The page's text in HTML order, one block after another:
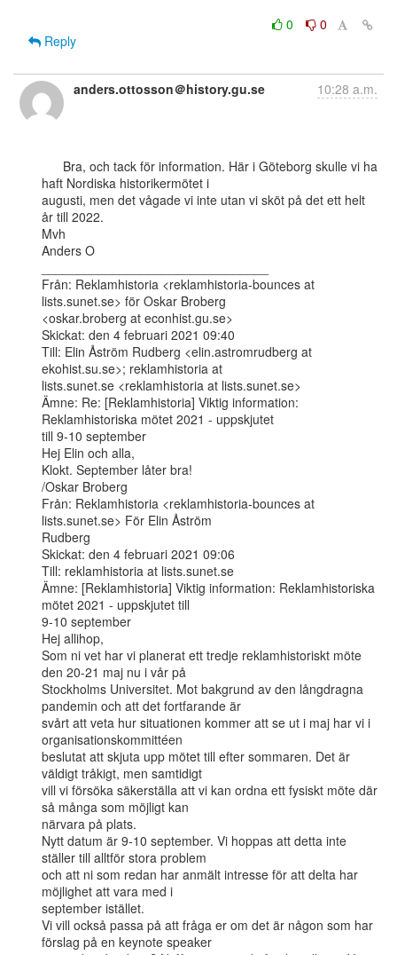
0
0
Reply
anders.ottosson＠history.gu.se 10:28 a.m.
haft Nordiska historikermötet i
augusti, men det vågade vi inte utan vi sköt på det ett helt
år till 2022.
Mvh
Anders O
Från: Reklamhistoria <reklamhistoria-bounces at
lists.sunet.se> för Oskar Broberg
<oskar.broberg at econhist.gu.se>
Skickat: den 4 februari 2021 09:40
Till: Elin Åström Rudberg <elin.astromrudberg at
ekohist.su.se>; reklamhistoria at
lists.sunet.se <reklamhistoria at lists.sunet.se>
Ämne: Re: [Reklamhistoria] Viktig information:
Reklamhistoriska mötet 2021 - uppskjutet
till 9-10 september
Hej Elin och alla,
Klokt. September låter bra!
/Oskar Broberg
Från: Reklamhistoria <reklamhistoria-bounces at
lists.sunet.se> För Elin Åström
Rudberg
Skickat: den 4 februari 2021 09:06
Till: reklamhistoria at lists.sunet.se
Ämne: [Reklamhistoria] Viktig information: Reklamhistoriska
mötet 2021 - uppskjutet till
9-10 september
Hej allihop,
Som ni vet har vi planerat ett tredje reklamhistoriskt möte
den 20-21 maj nu i vår på
Stockholms Universitet. Mot bakgrund av den långdragna
pandemin och att det fortfarande är
svårt att veta hur situationen kommer att se ut i maj har vi i
organisationskommittéen
beslutat att skjuta upp mötet till efter sommaren. Det är
väldigt tråkigt, men samtidigt
vill vi försöka säkerställa att vi kan ordna ett fysiskt möte där
så många som möjligt kan
närvara på plats.
Nytt datum är 9-10 september. Vi hoppas att detta inte
ställer till alltför stora problem
och att ni som redan har anmält intresse för att delta har
möjlighet att vara med i
september istället.
Vi vill också passa på att fråga er om det är någon som har
förslag på en keynote speaker